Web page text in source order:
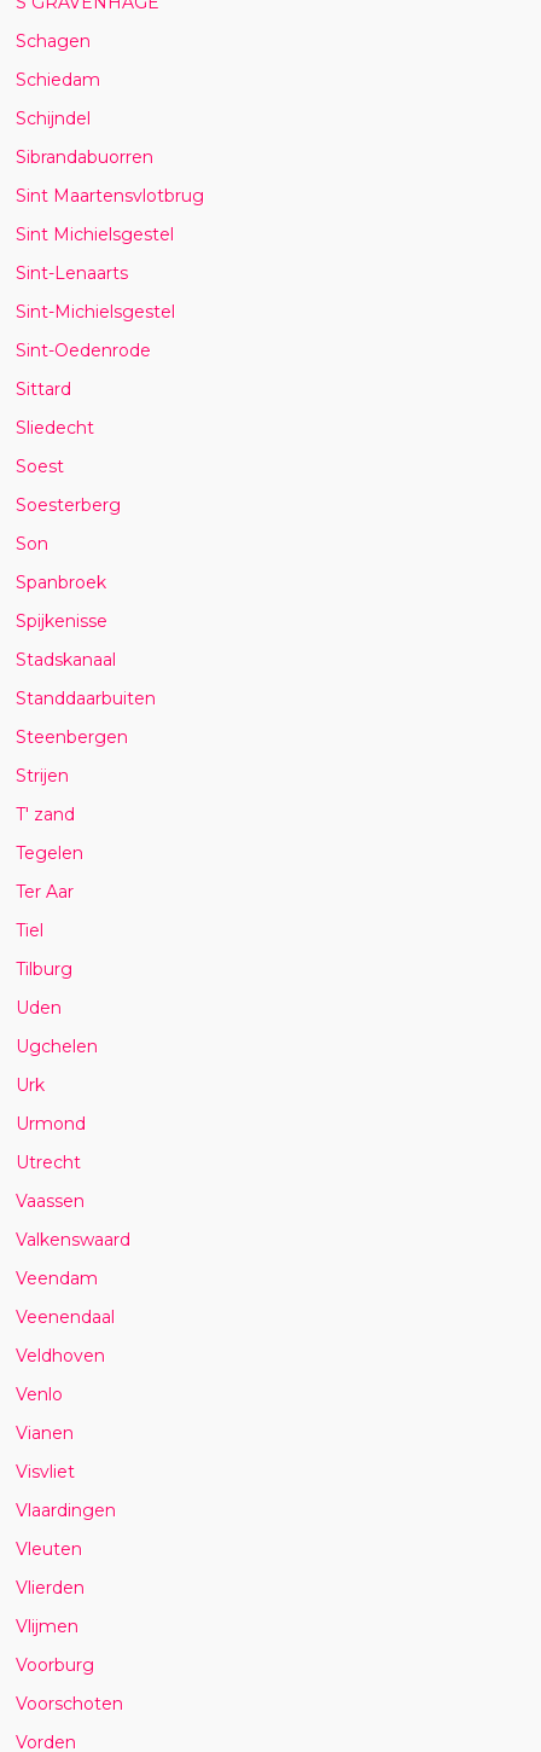
Schagen
Schiedam
Schijndel
Sibrandabuorren
Sint Maartensvlotbrug
Sint Michielsgestel
Sint-Lenaarts
Sint-Michielsgestel
Sint-Oedenrode
Sittard
Sliedecht
Soest
Soesterberg
Son
Spanbroek
Spijkenisse
Stadskanaal
Standdaarbuiten
Steenbergen
Strijen
T' zand
Tegelen
Ter Aar
Tiel
Tilburg
Uden
Ugchelen
Urk
Urmond
Utrecht
Vaassen
Valkenswaard
Veendam
Veenendaal
Veldhoven
Venlo
Vianen
Visvliet
Vlaardingen
Vleuten
Vlierden
Vlijmen
Voorburg
Voorschoten
Vorden